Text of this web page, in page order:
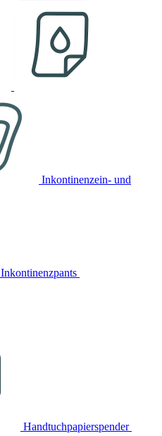
Inkontinenzein- und
Inkontinenzpants
Handtuchpapierspender